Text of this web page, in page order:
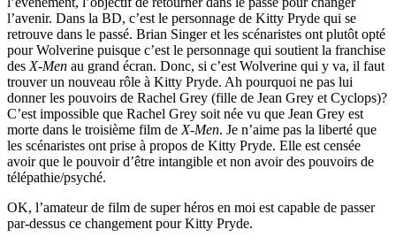
l’avenir. Dans la BD, c’est le personnage de Kitty Pryde qui se
retrouve dans le passé. Brian Singer et les scénaristes ont plutôt opté
pour Wolverine puisque c’est le personnage qui soutient la franchise
des X-Men au grand écran. Donc, si c’est Wolverine qui y va, il faut
trouver un nouveau rôle à Kitty Pryde. Ah pourquoi ne pas lui
donner les pouvoirs de Rachel Grey (fille de Jean Grey et Cyclops)?
C’est impossible que Rachel Grey soit née vu que Jean Grey est
morte dans le troisième film de X-Men. Je n’aime pas la liberté que
les scénaristes ont prise à propos de Kitty Pryde. Elle est censée
avoir que le pouvoir d’être intangible et non avoir des pouvoirs de
télépathie/psyché.
OK, l’amateur de film de super héros en moi est capable de passer
par-dessus ce changement pour Kitty Pryde.